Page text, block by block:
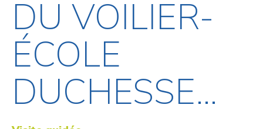
DU VOILIER-
ÉCOLE
DUCHESSE...